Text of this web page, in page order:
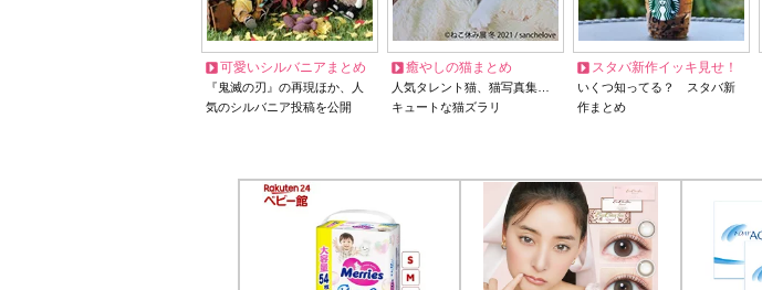
可愛いシルバニアまとめ
『鬼滅の刃』の再現ほか、人
気のシルバニア投稿を公開
癒やしの猫まとめ
人気タレント猫、猫写真集…
キュートな猫ズラリ
スタバ新作イッキ見せ！
いくつ知ってる？ スタバ新
作まとめ